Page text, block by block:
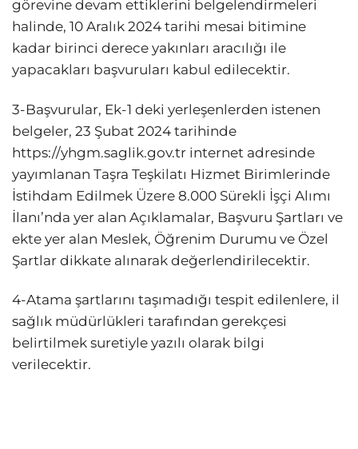
görevine devam ettiklerini belgelendirmeleri
halinde, 10 Aralık 2024 tarihi mesai bitimine
kadar birinci derece yakınları aracılığı ile
yapacakları başvuruları kabul edilecektir.
3-Başvurular, Ek-1 deki yerleşenlerden istenen
belgeler, 23 Şubat 2024 tarihinde
https://yhgm.saglik.gov.tr internet adresinde
yayımlanan Taşra Teşkilatı Hizmet Birimlerinde
İstihdam Edilmek Üzere 8.000 Sürekli İşçi Alımı
İlanı’nda yer alan Açıklamalar, Başvuru Şartları ve
ekte yer alan Meslek, Öğrenim Durumu ve Özel
Şartlar dikkate alınarak değerlendirilecektir.
4-Atama şartlarını taşımadığı tespit edilenlere, il
sağlık müdürlükleri tarafından gerekçesi
belirtilmek suretiyle yazılı olarak bilgi
verilecektir.